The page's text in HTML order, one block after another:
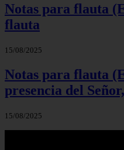
Notas para flauta
flauta
15/08/2025
Notas para flauta
presencia del
15/08/2025